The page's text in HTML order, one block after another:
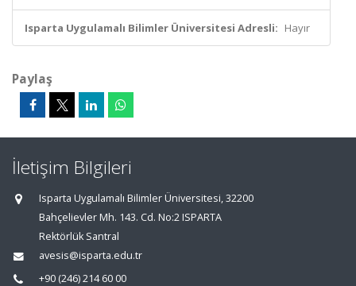
Isparta Uygulamalı Bilimler Üniversitesi Adresli: Hayır
Paylaş
İletişim Bilgileri
Isparta Uygulamalı Bilimler Üniversitesi, 32200
Bahçelievler Mh. 143. Cd. No:2 ISPARTA
Rektörlük Santral
avesis@isparta.edu.tr
+90 (246) 214 60 00